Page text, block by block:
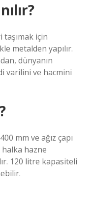
taşımak için
metalden yapılır.
dünyanın
varilini ve hacmini
mm ve ağız çapı
halka hazne
120 litre kapasiteli